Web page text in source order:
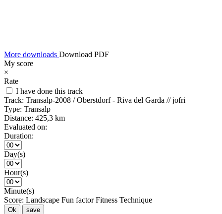
More downloads Download PDF
My score
×
Rate
I have done this track
Track: Transalp-2008 / Oberstdorf - Riva del Garda // jofri
Type: Transalp
Distance: 425,3 km
Evaluated on:
Duration:
Day(s)
Hour(s)
Minute(s)
Score: Landscape Fun factor Fitness Technique
Ok save